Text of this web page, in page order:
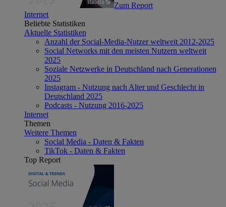
Zum Report
Internet
Beliebte Statistiken
Aktuelle Statistiken
Anzahl der Social-Media-Nutzer weltweit 2012-2025
Social Networks mit den meisten Nutzern weltweit
2025
Soziale Netzwerke in Deutschland nach Generationen
2025
Instagram - Nutzung nach Alter und Geschlecht in
Deutschland 2025
Podcasts - Nutzung 2016-2025
Internet
Themen
Weitere Themen
Social Media - Daten & Fakten
TikTok - Daten & Fakten
Top Report